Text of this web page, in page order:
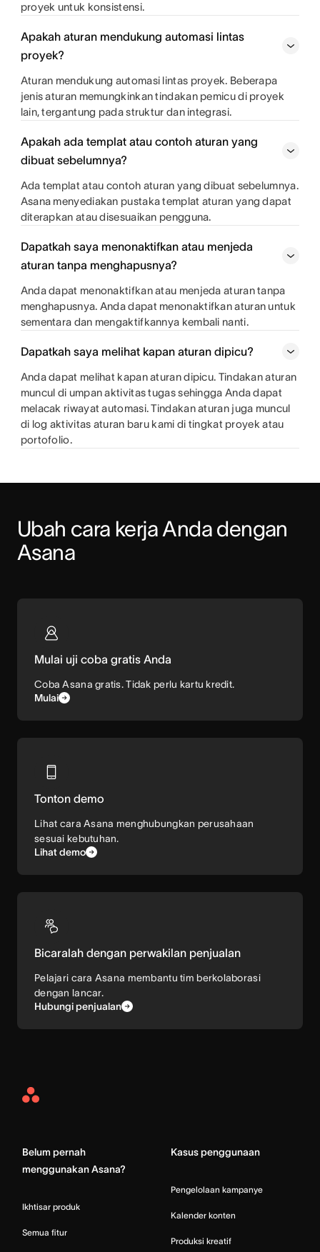
proyek untuk konsistensi.
Apakah aturan mendukung automasi lintas
proyek?
Aturan mendukung automasi lintas proyek. Beberapa
jenis aturan memungkinkan tindakan pemicu di proyek
lain, tergantung pada struktur dan integrasi.
Apakah ada templat atau contoh aturan yang
dibuat sebelumnya?
Ada templat atau contoh aturan yang dibuat sebelumnya.
Asana menyediakan pustaka templat aturan yang dapat
diterapkan atau disesuaikan pengguna.
Dapatkah saya menonaktifkan atau menjeda
aturan tanpa menghapusnya?
Anda dapat menonaktifkan atau menjeda aturan tanpa
menghapusnya. Anda dapat menonaktifkan aturan untuk
sementara dan mengaktifkannya kembali nanti.
Dapatkah saya melihat kapan aturan dipicu?
Anda dapat melihat kapan aturan dipicu. Tindakan aturan
muncul di umpan aktivitas tugas sehingga Anda dapat
melacak riwayat automasi. Tindakan aturan juga muncul
di log aktivitas aturan baru kami di tingkat proyek atau
portofolio.
Ubah cara kerja Anda dengan
Asana
Mulai uji coba gratis Anda
Coba Asana gratis. Tidak perlu kartu kredit.
Mulai
Tonton demo
Lihat cara Asana menghubungkan perusahaan
sesuai kebutuhan.
Lihat demo
Bicaralah dengan perwakilan penjualan
Pelajari cara Asana membantu tim berkolaborasi
dengan lancar.
Hubungi penjualan
Asana
Belum pernah
menggunakan Asana?
Ikhtisar produk
Semua fitur
Kasus penggunaan
Pengelolaan kampanye
Kalender konten
Produksi kreatif